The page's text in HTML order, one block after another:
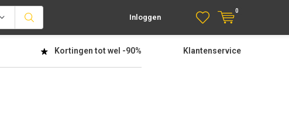
Inloggen
0
Kortingen tot wel -90% Klantenservice